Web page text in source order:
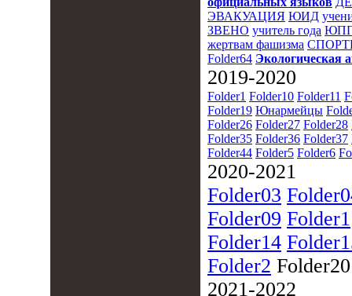
ЭВАКУАЦИЯ ЮИД
ЗВЕНО учитель года
жертвам фашизма
Folder64 Экологическая
2019-2020
Folder1 Folder10 Folder11
Folder19 Юнармейцы
Folder26 Folder27 Folder28
Folder35 Folder36 Folder37
Folder44 Folder5 Folder6
2020-2021
Folder03
Folder09 Folder1
Folder14
Folder2
2021-2022